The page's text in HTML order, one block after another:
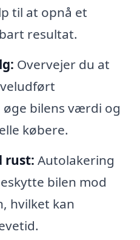
til at opnå et
resultat.
Overvejer du at
bilens værdi og
købere.
rust: Autolakering
bilen mod
hvilket kan